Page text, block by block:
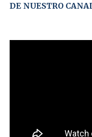
DE NUESTRO